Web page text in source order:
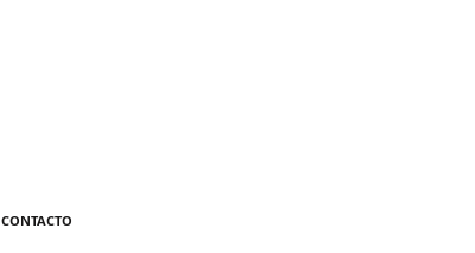
CONTACTO